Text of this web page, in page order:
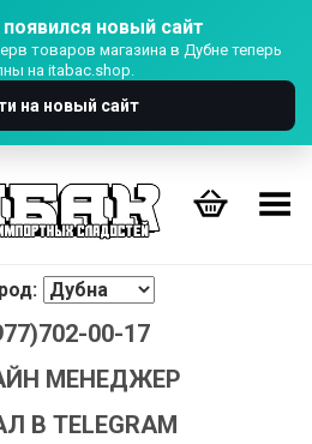
новый сайт
товаров магазина в Дубне теперь
на itabac.shop.
на новый сайт
Переключить Меню
00-17
МЕНЕДЖЕР
В TELEGRAM